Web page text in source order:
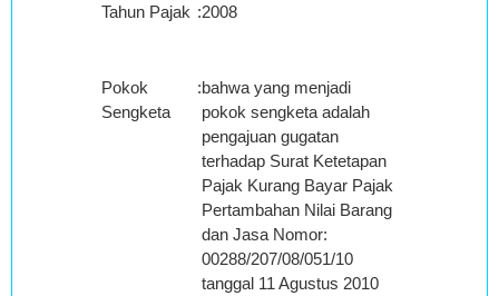
Tahun Pajak :2008
Pokok
Sengketa
:bahwa yang menjadi
pokok sengketa adalah
pengajuan gugatan
terhadap Surat Ketetapan
Pajak Kurang Bayar Pajak
Pertambahan Nilai Barang
dan Jasa Nomor:
00288/207/08/051/10
tanggal 11 Agustus 2010